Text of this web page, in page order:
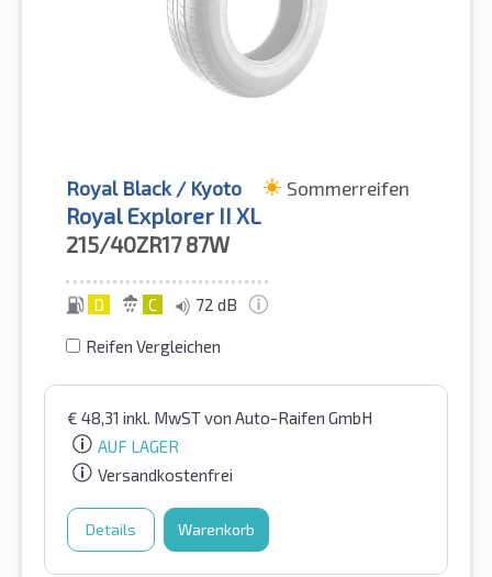
Royal Black / Kyoto Sommerreifen
Royal Explorer II XL
215/40ZR17 87W
D C 72 dB
Reifen Vergleichen
€ 48,31 inkl. MwSTvon Auto-Raifen GmbH
AUF LAGER
Versandkostenfrei
Details Warenkorb